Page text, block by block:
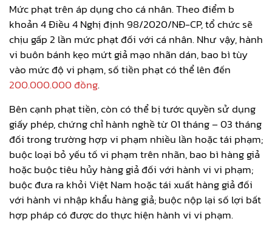
Mức phạt trên áp dụng cho cá nhân. Theo điểm b
khoản 4 Điều 4 Nghị định 98/2020/NĐ-CP, tổ chức sẽ
chịu gấp 2 lần mức phạt đối với cá nhân. Như vậy, hành
vi buôn bánh kẹo mứt giả mạo nhãn dán, bao bì tùy
vào mức độ vi phạm, số tiền phạt có thể lên đến
200.000.000 đồng.
Bên cạnh phạt tiền, còn có thể bị tước quyền sử dụng
giấy phép, chứng chỉ hành nghề từ 01 tháng – 03 tháng
đối trong trường hợp vi phạm nhiều lần hoặc tái phạm;
buộc loại bỏ yếu tố vi phạm trên nhãn, bao bì hàng giả
hoặc buộc tiêu hủy hàng giả đối với hành vi vi phạm;
buộc đưa ra khỏi Việt Nam hoặc tái xuất hàng giả đối
với hành vi nhập khẩu hàng giả; buộc nộp lại số lợi bất
hợp pháp có được do thực hiện hành vi vi phạm.